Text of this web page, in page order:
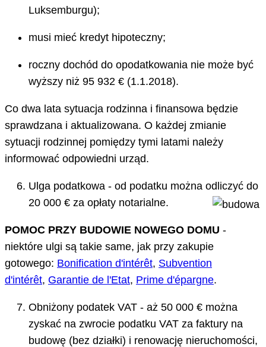
Luksemburgu);
musi mieć kredyt hipoteczny;
roczny dochód do opodatkowania nie może być
wyższy niż 95 932 € (1.1.2018).
Co dwa lata sytuacja rodzinna i finansowa będzie
sprawdzana i aktualizowana. O każdej zmianie
sytuacji rodzinnej pomiędzy tymi latami należy
informować odpowiedni urząd.
Ulga podatkowa - od podatku można odliczyć do
20 000 € za opłaty notarialne.
POMOC PRZY BUDOWIE NOWEGO DOMU -
niektóre ulgi są takie same, jak przy zakupie
gotowego: Bonification d'intérêt, Subvention
d'intérêt, Garantie de l'Etat, Prime d'épargne.
Obniżony podatek VAT - aż 50 000 € można
zyskać na zwrocie podatku VAT za faktury na
budowę (bez działki) i renowację nieruchomości,